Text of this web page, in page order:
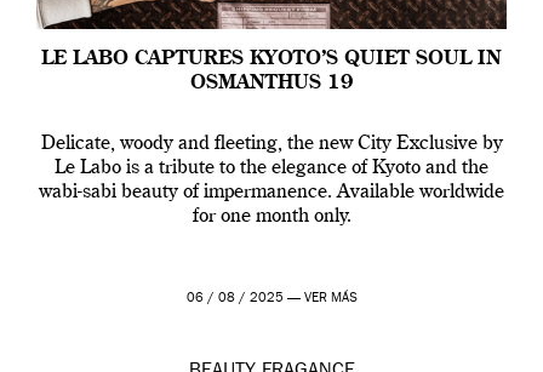
LE LABO CAPTURES KYOTO’S QUIET SOUL IN
OSMANTHUS 19
Delicate, woody and fleeting, the new City Exclusive by
Le Labo is a tribute to the elegance of Kyoto and the
wabi-sabi beauty of impermanence. Available worldwide
for one month only.
06 / 08 / 2025 — VER MÁS